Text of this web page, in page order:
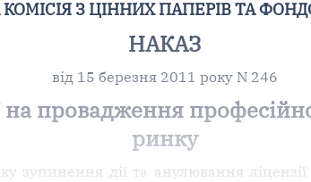
З ЦІННИХ ПАПЕРІВ ТА
НАКАЗ
від 15 березня 2011 року N 246
провадження
ринку
зупинення дії та анулювання